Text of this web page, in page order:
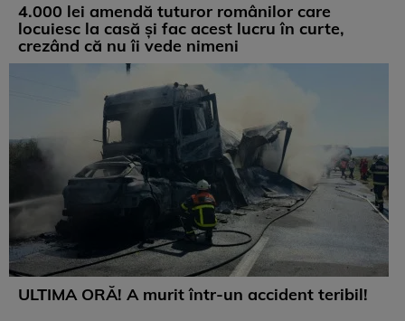
4.000 lei amendă tuturor românilor care
locuiesc la casă și fac acest lucru în curte,
crezând că nu îi vede nimeni
ULTIMA ORĂ! A murit într-un accident teribil!